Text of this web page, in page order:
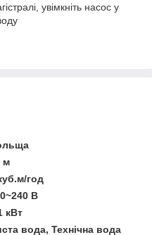
увімкніть насос у
м
год
В
кВт
вода, Технічна вода